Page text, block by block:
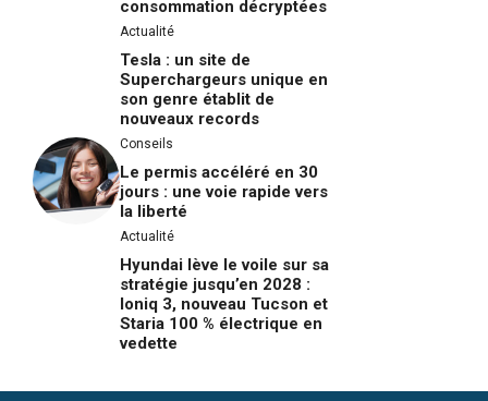
consommation décryptées
Actualité
Tesla : un site de
Superchargeurs unique en
son genre établit de
nouveaux records
Conseils
Le permis accéléré en 30
jours : une voie rapide vers
la liberté
Actualité
Hyundai lève le voile sur sa
stratégie jusqu’en 2028 :
Ioniq 3, nouveau Tucson et
Staria 100 % électrique en
vedette